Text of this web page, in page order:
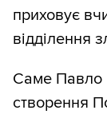
приховує
відділення
Саме Павло
створення